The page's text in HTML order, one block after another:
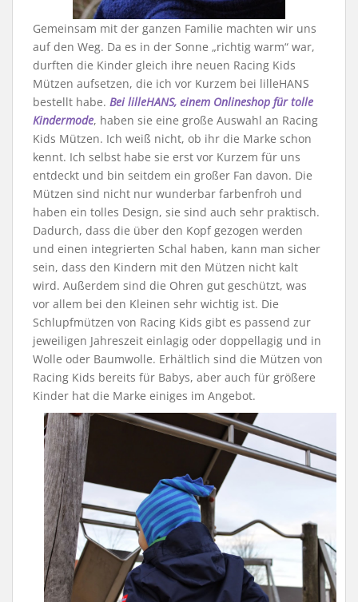
Gemeinsam mit der ganzen Familie machten wir uns
auf den Weg. Da es in der Sonne „richtig warm“ war,
durften die Kinder gleich ihre neuen Racing Kids
Mützen aufsetzen, die ich vor Kurzem bei lilleHANS
bestellt habe. Bei lilleHANS, einem Onlineshop für tolle
Kindermode, haben sie eine große Auswahl an Racing
Kids Mützen. Ich weiß nicht, ob ihr die Marke schon
kennt. Ich selbst habe sie erst vor Kurzem für uns
entdeckt und bin seitdem ein großer Fan davon. Die
Mützen sind nicht nur wunderbar farbenfroh und
haben ein tolles Design, sie sind auch sehr praktisch.
Dadurch, dass die über den Kopf gezogen werden
und einen integrierten Schal haben, kann man sicher
sein, dass den Kindern mit den Mützen nicht kalt
wird. Außerdem sind die Ohren gut geschützt, was
vor allem bei den Kleinen sehr wichtig ist. Die
Schlupfmützen von Racing Kids gibt es passend zur
jeweiligen Jahreszeit einlagig oder doppellagig und in
Wolle oder Baumwolle. Erhältlich sind die Mützen von
Racing Kids bereits für Babys, aber auch für größere
Kinder hat die Marke einiges im Angebot.